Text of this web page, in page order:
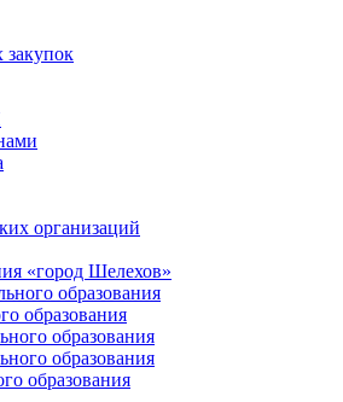
организаций
«город Шелехов»
образования
образования
образования
образования
образования